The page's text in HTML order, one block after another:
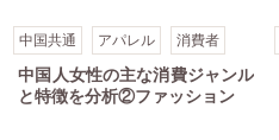
中国共通 アパレル 消費者
中国人女性の主な消費ジャンル
と特徴を分析②ファッション